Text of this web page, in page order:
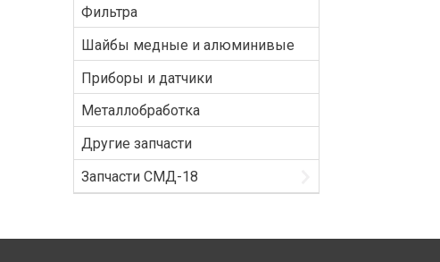
Фильтра
Шайбы медные и алюминивые
Приборы и датчики
Металлобработка
Другие запчасти
Запчасти СМД-18